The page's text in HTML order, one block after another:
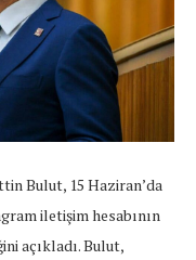
Bulut, 15 Haziran’da
iletişim hesabının
açıkladı. Bulut,